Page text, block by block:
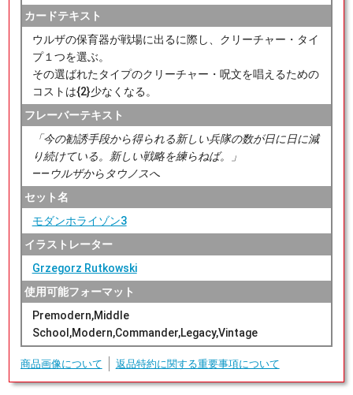
カードテキスト
ウルザの保育器が戦場に出るに際し、クリーチャー・タイ
プ１つを選ぶ。
その選ばれたタイプのクリーチャー・呪文を唱えるための
コストは{2}少なくなる。
フレーバーテキスト
「今の勧誘手段から得られる新しい兵隊の数が日に日に減
り続けている。新しい戦略を練らねば。」
――ウルザからタウノスへ
セット名
モダンホライゾン3
イラストレーター
Grzegorz Rutkowski
使用可能フォーマット
Premodern,Middle
School,Modern,Commander,Legacy,Vintage
商品画像について 返品特約に関する重要事項について